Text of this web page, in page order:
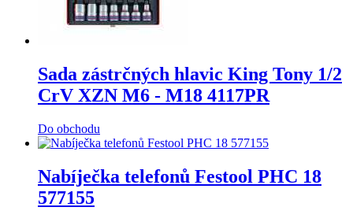
Sada zástrčných hlavic King Tony 1/2
CrV XZN M6 - M18 4117PR
Do obchodu
Nabíječka telefonů Festool PHC 18
577155